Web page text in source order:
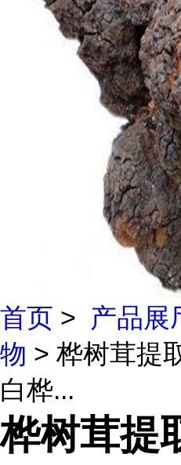
首页 > 产品展
物 > 桦树茸提
白桦...
桦树茸提